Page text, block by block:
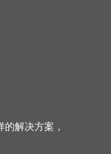
解决方案，